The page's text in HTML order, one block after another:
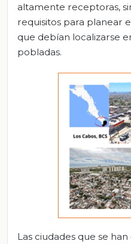
altamente receptoras,
requisitos para planear
que debían localizarse
pobladas.
Las ciudades que se